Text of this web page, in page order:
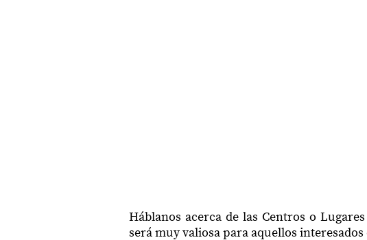
Háblanos acerca de las Centros o
será muy valiosa para aquellos